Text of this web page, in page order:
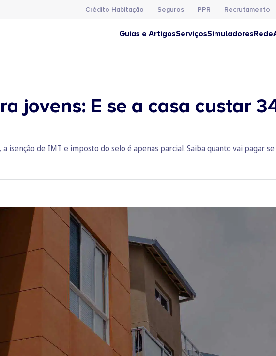
Crédito Habitação Seguros PPR Recrutamento
Guias e ArtigosServiçosSimuladoresRede
jovens: E se a casa custar
isenção de IMT e imposto do selo é apenas parcial. Saiba quanto vai pagar